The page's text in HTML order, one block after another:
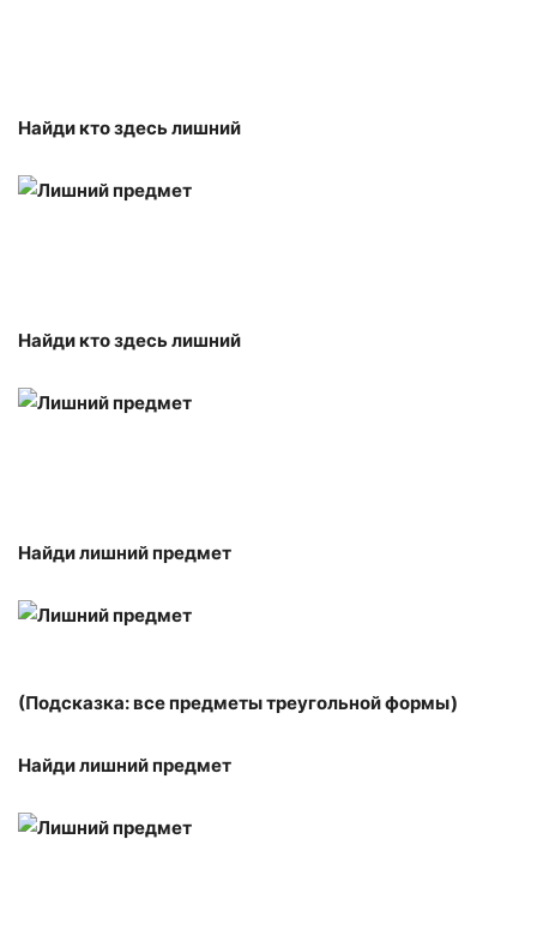
Найди кто здесь лишний
Найди кто здесь лишний
Найди лишний предмет
(Подсказка: все предметы треугольной формы)
Найди лишний предмет